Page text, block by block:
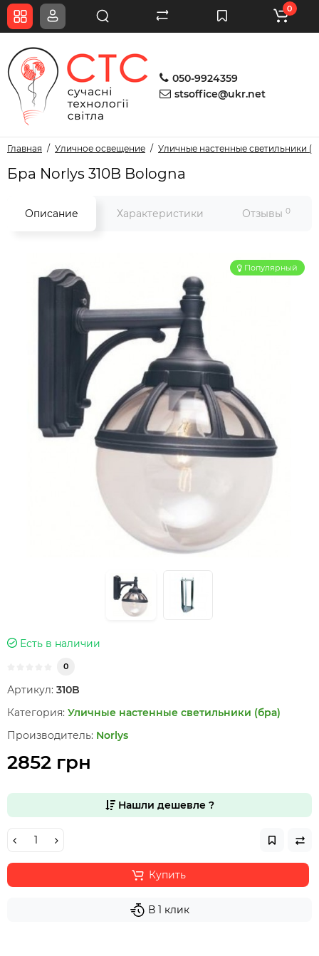
050-9924359
stsoffice@ukr.net
0
Главная Уличное освещение Уличные настенные светильники
Бра Norlys 310B Bologna
Описание Характеристики Отзывы 0
Популярный
Есть в наличии
0
Артикул: 310B
Категория: Уличные настенные светильники (бра)
Производитель: Norlys
2852 грн
Нашли дешевле ?
Купить
В 1 клик